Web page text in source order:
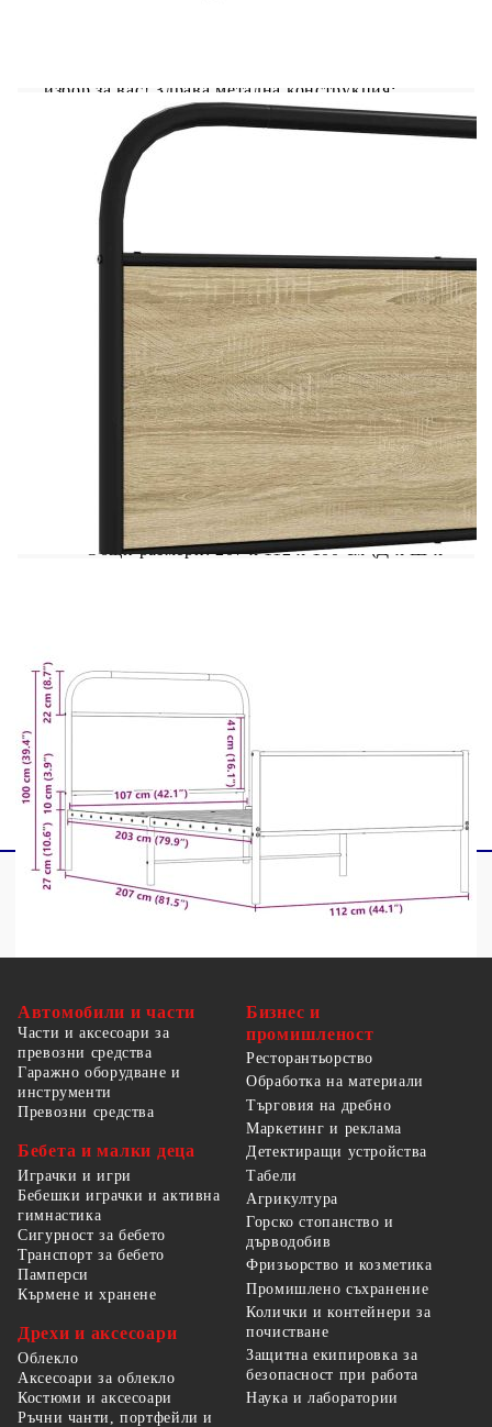
избор за вас! Здрава метална конструкция:
Рамката на леглото е изработена от стомана.
Стоманата е изключително твърд и здрав
материал, който предлага изключителна
здравина и стабилност.Стабилни и издръжливи
крака: Това легло се поддържа от здрави крака,
осигуряващи стабилност, безопасност и
за крака: Горната и долната табла на рамката за
легло държат вашия матрак на мястото му.
Освен това таблата ви осигурява отлична опора
за гърба, когато седите в леглото, за да четете
или гледате телевизия.Решетъчна основа за
оптимална опора: Рамката на леглото е
оборудвана с решетъчна основа за опора и
дишане на вашия матрак. Добре е да се знае:Към
това легло не е включен матрак. Предлагаме
разнообразие от матраци. Можете да проверите
нашия магазин за подходящ матрак.
Цвят: Дъб сонома
Материал: Стомана, инженерна дървесина
Общи размери: 207 x 112 x 100 см (Д x Ш x
С табла за глава и крака
Необходим е монтаж
Автомобили и части
Части и аксесоари за
превозни средства
Гаражно оборудване и
инструменти
Превозни средства
Бебета и малки деца
Играчки и игри
Бебешки играчки и активна
гимнастика
Сигурност за бебето
Транспорт за бебето
Памперси
Кърмене и хранене
Дрехи и аксесоари
Облекло
Аксесоари за облекло
Костюми и аксесоари
Ръчни чанти, портфейли и
Бизнес и
промишленост
Ресторантьорство
Обработка на материали
Търговия на дребно
Маркетинг и реклама
Детектиращи устройства
Табели
Агрикултура
Горско стопанство и
дърводобив
Фризьорство и козметика
Промишлено съхранение
Колички и контейнери за
почистване
Защитна екипировка за
безопасност при работа
Наука и лаборатории